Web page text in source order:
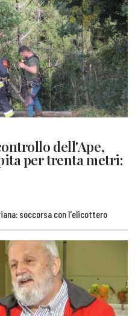
dell'Ape,
per trenta metri:
soccorsa con l'elicottero